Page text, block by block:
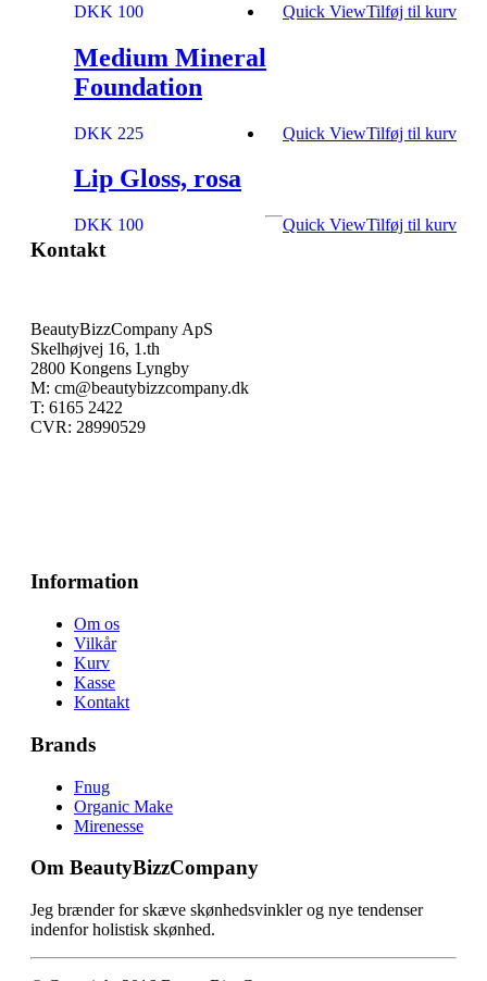
DKK 100 Tilføj til kurv
Quick View
Medium Mineral
Foundation
DKK 225 Tilføj til kurv
Quick View
Lip Gloss, rosa
DKK 100 Tilføj til kurv
Quick View
Kontakt
BeautyBizzCompany ApS
Skelhøjvej 16, 1.th
2800 Kongens Lyngby
M: cm@beautybizzcompany.dk
T: 6165 2422
CVR: 28990529
Information
Om os
Vilkår
Kurv
Kasse
Kontakt
Brands
Fnug
Organic Make
Mirenesse
Om BeautyBizzCompany
Jeg brænder for skæve skønhedsvinkler og nye tendenser
indenfor holistisk skønhed.